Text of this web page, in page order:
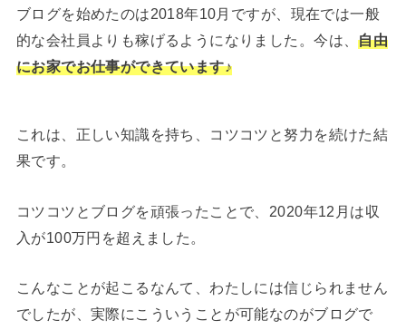
ブログを始めたのは2018年10月ですが、現在では一般
的な会社員よりも稼げるようになりました。今は、自由
にお家でお仕事ができています♪
これは、正しい知識を持ち、コツコツと努力を続けた結
果です。
コツコツとブログを頑張ったことで、2020年12月は収
入が100万円を超えました。
こんなことが起こるなんて、わたしには信じられません
でしたが、実際にこういうことが可能なのがブログで